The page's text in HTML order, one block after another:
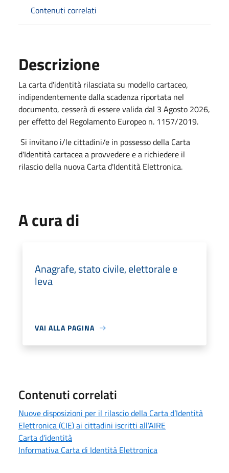
Contenuti correlati
Descrizione
La carta d'identità rilasciata su modello cartaceo,
indipendentemente dalla scadenza riportata nel
documento, cesserà di essere valida dal 3 Agosto 2026,
per effetto del Regolamento Europeo n. 1157/2019.
Si invitano i/le cittadini/e in possesso della Carta
d'Identità cartacea a provvedere e a richiedere il
rilascio della nuova Carta d'Identità Elettronica.
A cura di
Anagrafe, stato civile, elettorale e
leva
VAI ALLA PAGINA
Contenuti correlati
Nuove disposizioni per il rilascio della Carta d’Identità
Elettronica (CIE) ai cittadini iscritti all’AIRE
Carta d'identità
Informativa Carta di Identità Elettronica